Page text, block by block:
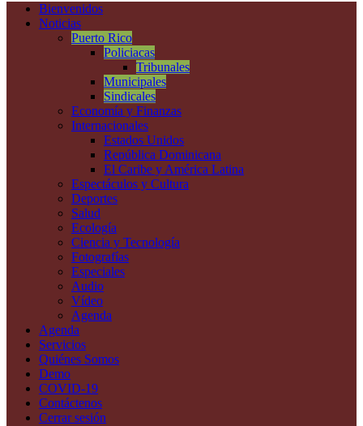
Bienvenidos
Noticias
Puerto Rico
Policiacas
Tribunales
Municipales
Sindicales
Economía y Finanzas
Internacionales
Estados Unidos
República Dominicana
El Caribe y América Latina
Espectáculos y Cultura
Deportes
Salud
Ecología
Ciencia y Tecnología
Fotografías
Especiales
Audio
Vídeo
Agenda
Agenda
Servicios
Quiénes Somos
Demo
COVID-19
Contáctenos
Cerrar sesión